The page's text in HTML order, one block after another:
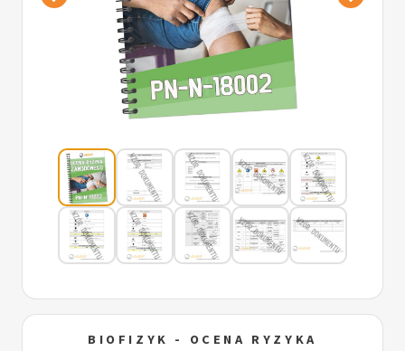
BIOFIZYK - OCENA RYZYKA